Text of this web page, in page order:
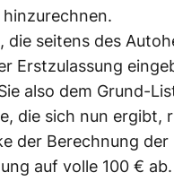
die seitens des
Erstzulassung
also dem Grund-
die sich nun ergibt,
der Berechnung der
auf volle 100 € ab.